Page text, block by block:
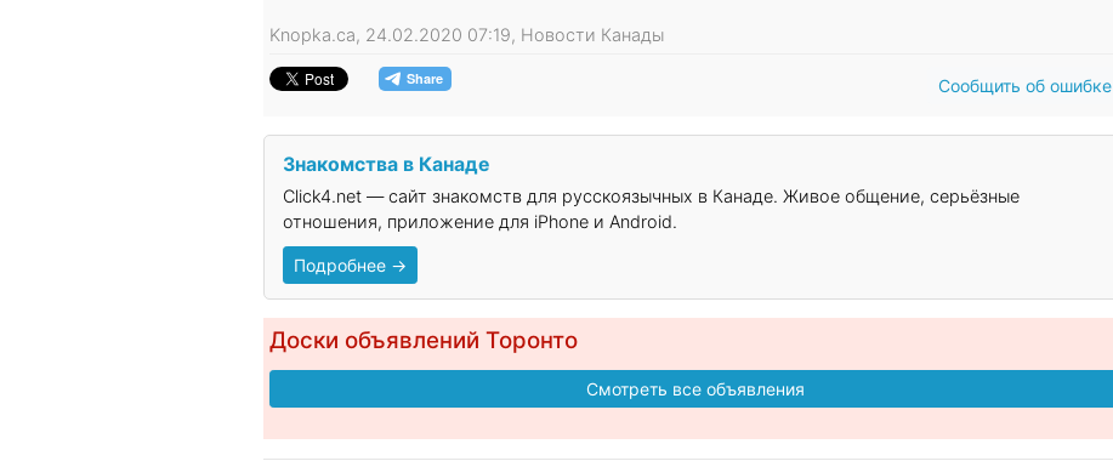
Knopka.ca, 24.02.2020 07:19, Новости Канады
Сообщить об ошибке
Знакомства в Канаде
Click4.net — сайт знакомств для русскоязычных в Канаде. Живое общение, серьёзные
отношения, приложение для iPhone и Android.
Подробнее →
Доски объявлений Торонто
Смотреть все объявления